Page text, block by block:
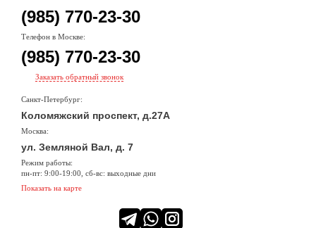
(985) 770-23-30
Телефон в Москве:
(985) 770-23-30
Заказать обратный звонок
Санкт-Петербург:
Коломяжский проспект, д.27А
Москва:
ул. Земляной Вал, д. 7
Режим работы:
пн-пт: 9:00-19:00, сб-вс: выходные дни
Показать на карте